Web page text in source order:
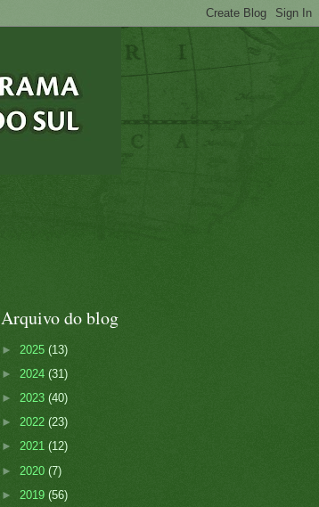
Arquivo do blog
► 2025 (13)
► 2024 (31)
► 2023 (40)
► 2022 (23)
► 2021 (12)
► 2020 (7)
► 2019 (56)